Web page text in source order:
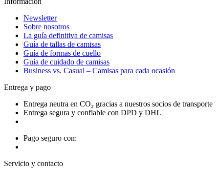
Newsletter
Sobre nosotros
La guía definitiva de camisas
Guía de tallas de camisas
Guía de formas de cuello
Guía de cuidado de camisas
Business vs. Casual – Camisas para cada ocasión
Entrega y pago
Entrega neutra en CO₂ gracias a nuestros socios de transporte
Entrega segura y confiable con DPD y DHL
Pago seguro con:
Servicio y contacto